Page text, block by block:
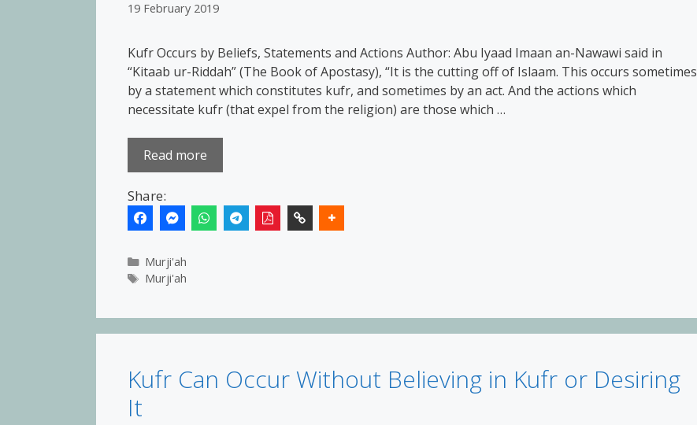
19 February 2019
Kufr Occurs by Beliefs, Statements and Actions Author: Abu Iyaad Imaan an-Nawawi said in
“Kitaab ur-Riddah” (The Book of Apostasy), “It is the cutting off of Islaam. This occurs sometimes
by a statement which constitutes kufr, and sometimes by an act. And the actions which
necessitate kufr (that expel from the religion) are those which …
Read more
Share:
Categories
Murji'ah
Tags
Murji'ah
Kufr Can Occur Without Believing in Kufr or Desiring
It